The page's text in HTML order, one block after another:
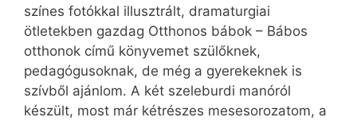
színes fotókkal illusztrált, dramaturgiai
ötletekben gazdag Otthonos bábok – Bábos
otthonok című könyvemet szülőknek,
pedagógusoknak, de még a gyerekeknek is
szívből ajánlom. A két szeleburdi manóról
készült, most már kétrészes mesesorozatom, a